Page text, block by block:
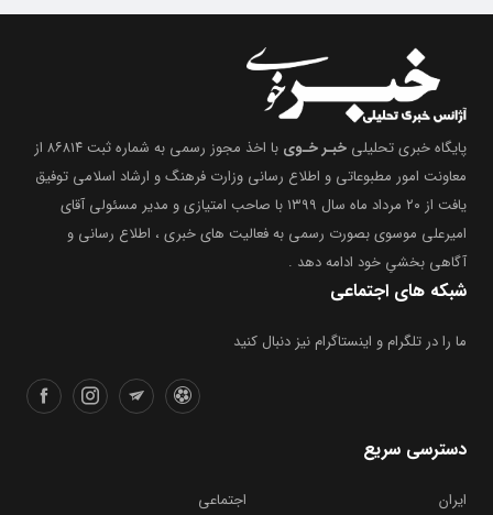
پایگاه خبری تحلیلی خبـر خـوی
با اخذ مجوز رسمی به شماره ثبت ۸۶۸۱۴ از
معاونت امور مطبوعاتی و اطلاع رسانی وزارت فرهنگ و ارشاد اسلامی توفیق
یافت از ۲۰ مرداد ماه سال ۱۳۹۹ با صاحب امتیازی و مدیر مسئولی آقای
امیرعلی موسوی بصورت رسمی به فعالیت های خبری ، اطلاع رسانی و
آگاهی بخشیِ خود ادامه دهد .
شبکه های اجتماعی
ما را در تلگرام و اینستاگرام نیز دنبال کنید
دسترسی سریع
ایران
اجتماعی